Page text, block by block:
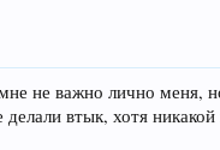
не важно лично меня,
втык, хотя